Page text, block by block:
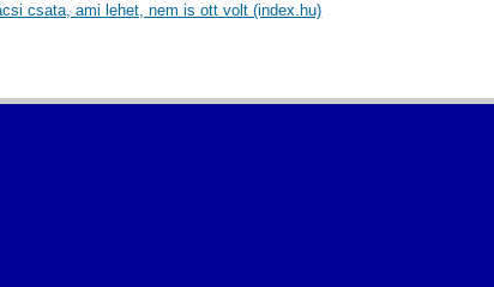
csata, ami lehet, nem is ott volt (index.hu)